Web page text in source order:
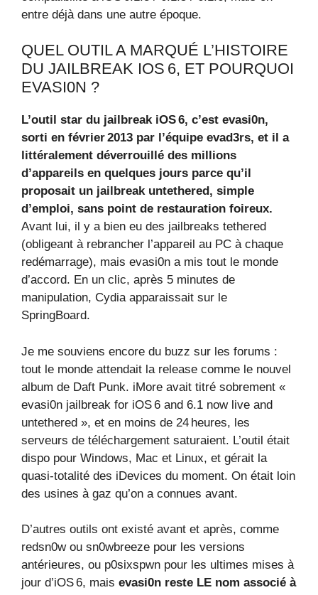
entre déjà dans une autre époque.
QUEL OUTIL A MARQUÉ L’HISTOIRE
DU JAILBREAK IOS 6, ET POURQUOI
EVASI0N ?
L’outil star du jailbreak iOS 6, c’est evasi0n,
sorti en février 2013 par l’équipe evad3rs, et il a
littéralement déverrouillé des millions
d’appareils en quelques jours parce qu’il
proposait un jailbreak untethered, simple
d’emploi, sans point de restauration foireux.
Avant lui, il y a bien eu des jailbreaks tethered
(obligeant à rebrancher l’appareil au PC à chaque
redémarrage), mais evasi0n a mis tout le monde
d’accord. En un clic, après 5 minutes de
manipulation, Cydia apparaissait sur le
SpringBoard.
Je me souviens encore du buzz sur les forums :
tout le monde attendait la release comme le nouvel
album de Daft Punk. iMore avait titré sobrement «
evasi0n jailbreak for iOS 6 and 6.1 now live and
untethered », et en moins de 24 heures, les
serveurs de téléchargement saturaient. L’outil était
dispo pour Windows, Mac et Linux, et gérait la
quasi-totalité des iDevices du moment. On était loin
des usines à gaz qu’on a connues avant.
D’autres outils ont existé avant et après, comme
redsn0w ou sn0wbreeze pour les versions
antérieures, ou p0sixspwn pour les ultimes mises à
jour d’iOS 6, mais evasi0n reste LE nom associé à